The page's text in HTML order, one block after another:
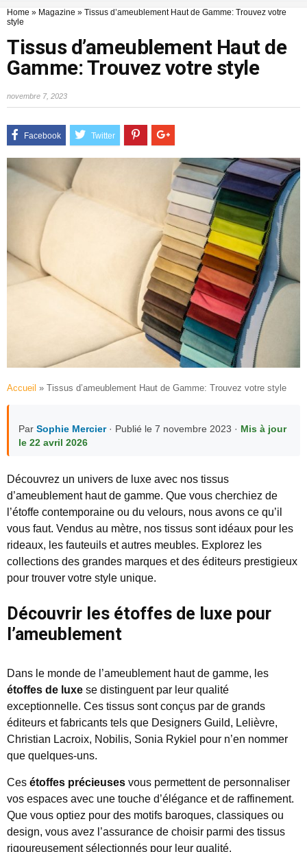
Home » Magazine » Tissus d’ameublement Haut de Gamme: Trouvez votre
style
Tissus d’ameublement Haut de
Gamme: Trouvez votre style
novembre 7, 2023
Accueil » Tissus d’ameublement Haut de Gamme: Trouvez votre style
Par Sophie Mercier· Publié le 7 novembre 2023 · Mis à jour
le 22 avril 2026
Découvrez un univers de luxe avec nos tissus
d’ameublement haut de gamme. Que vous cherchiez de
l’étoffe contemporaine ou du velours, nous avons ce qu’il
vous faut. Vendus au mètre, nos tissus sont idéaux pour les
rideaux, les fauteuils et autres meubles. Explorez les
collections des grandes marques et des éditeurs prestigieux
pour trouver votre style unique.
Découvrir les étoffes de luxe pour
l’ameublement
Dans le monde de l’ameublement haut de gamme, les
étoffes de luxe se distinguent par leur qualité
exceptionnelle. Ces tissus sont conçus par de grands
éditeurs et fabricants tels que Designers Guild, Lelièvre,
Christian Lacroix, Nobilis, Sonia Rykiel pour n’en nommer
que quelques-uns.
Ces étoffes précieuses vous permettent de personnaliser
vos espaces avec une touche d’élégance et de raffinement.
Que vous optiez pour des motifs baroques, classiques ou
design, vous avez l’assurance de choisir parmi des tissus
rigoureusement sélectionnés pour leur qualité.